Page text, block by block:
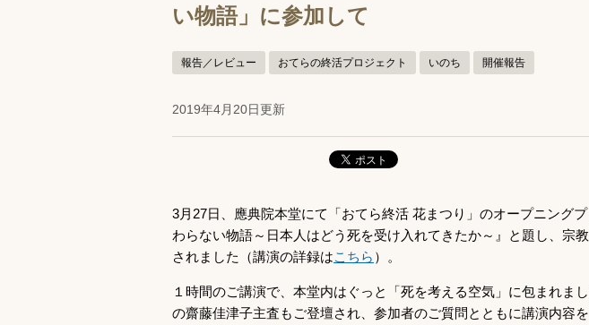
い物語」に参加して
報告／レビュー おてらの終活プロジェクト いのち 開催報告
2019年4月20日更新
3月27日、應典院本堂にて「おてら終活 花まつり」のオープニング
わらない物語～日本人はどう死を受け入れてきたか～』と題し、宗
されました（講演の詳録はこちら ）。
１時間のご講演で、本堂内はぐっと「死を考える空気」に包まれま
の齋藤佳津子主査もご登壇され、参加者のご質問とともに講演内容